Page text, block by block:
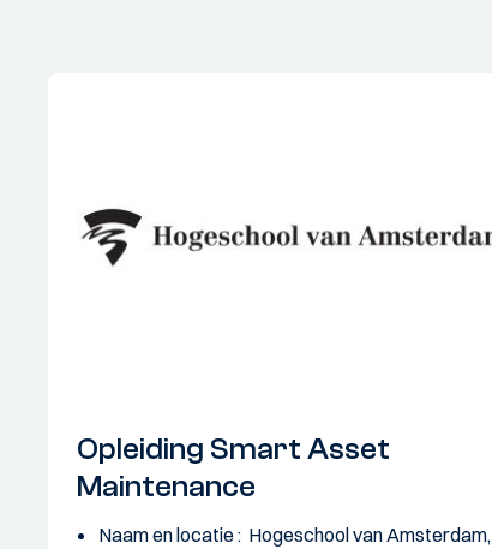
Opleiding Smart Asset
Maintenance
Naam en locatie : Hogeschool van Amsterdam,